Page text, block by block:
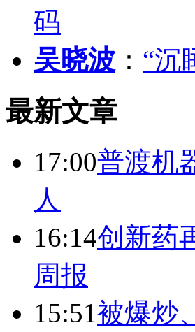
码
吴晓波 ： “沉
最新文章
17:00普渡机
人
16:14创新药
周报
15:51被爆炒